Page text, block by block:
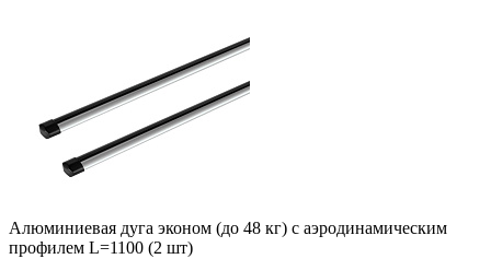
Алюминиевая дуга эконом (до 48 кг) с аэродинамическим
профилем L=1100 (2 шт)